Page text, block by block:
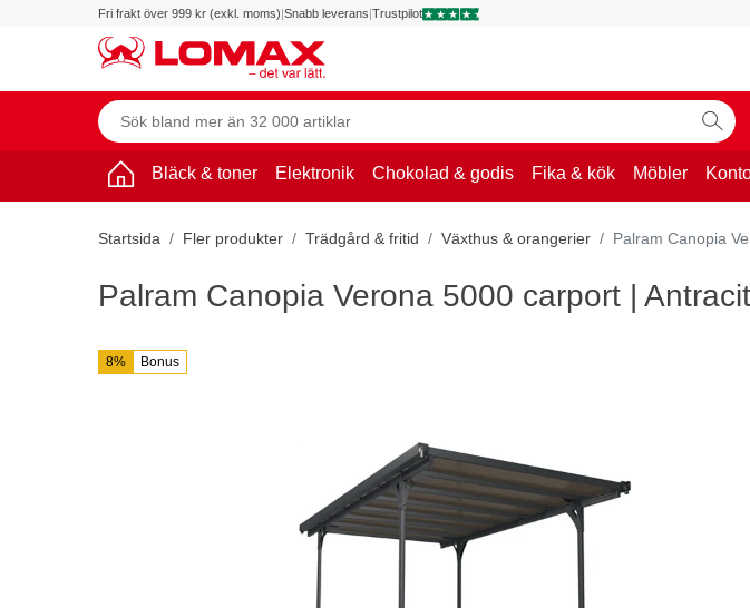
Fri frakt över 999 kr (exkl. moms)|Snabb leverans|Trustpilot
Bläck & toner Elektronik Chokolad & godis Fika & kök Möbler
Startsida Fler produkter Trädgård & fritid Växthus & orangerier Palram Canopia
8% Bonus
Palram Canopia Verona 5000 carport |